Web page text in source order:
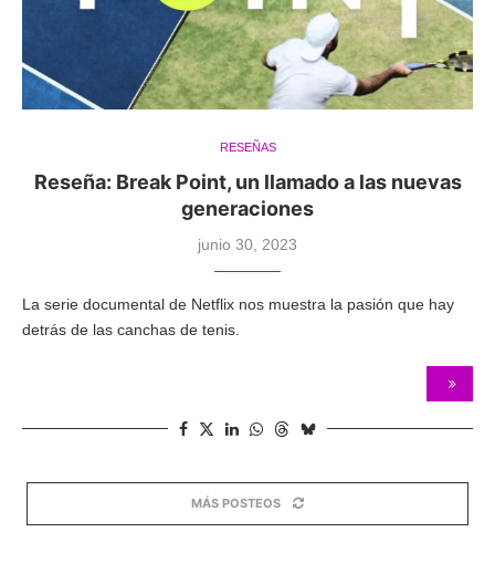
RESEÑAS
Reseña: Break Point, un llamado a las nuevas
generaciones
junio 30, 2023
La serie documental de Netflix nos muestra la pasión que hay
detrás de las canchas de tenis.
MÁS POSTEOS